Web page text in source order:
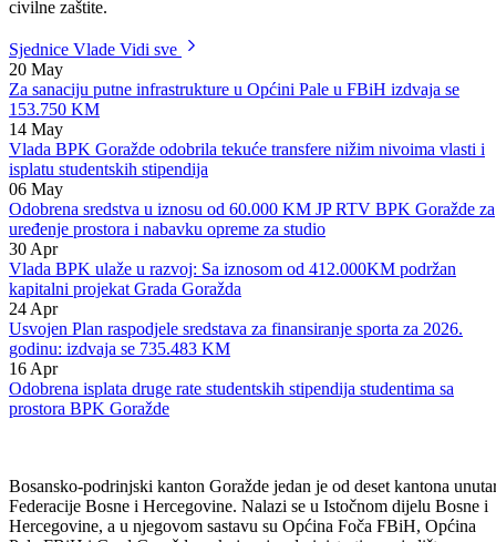
zaštite za nabavku odjeće i obuće te opreme za potrebe pripadnika
civilne zaštite.
Sjednice Vlade
20 May
Za sanaciju putne infrastrukture u Općini Pale u FBiH izdvaja se
153.750 KM
14 May
Vlada BPK Goražde odobrila tekuće transfere nižim nivoima vlasti i
isplatu studentskih stipendija
06 May
Odobrena sredstva u iznosu od 60.000 KM JP RTV BPK Goražde za
uređenje prostora i nabavku opreme za studio
30 Apr
Vlada BPK ulaže u razvoj: Sa iznosom od 412.000KM podržan
kapitalni projekat Grada Goražda
24 Apr
Usvojen Plan raspodjele sredstava za finansiranje sporta za 2026.
godinu: izdvaja se 735.483 KM